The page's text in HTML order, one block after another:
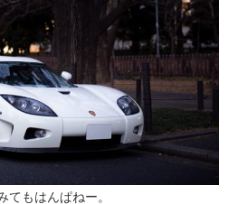
てもはんぱねー。